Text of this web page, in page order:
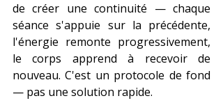
de créer une continuité — chaque
séance s'appuie sur la précédente,
l'énergie remonte progressivement,
le corps apprend à recevoir de
nouveau. C'est un protocole de fond
— pas une solution rapide.